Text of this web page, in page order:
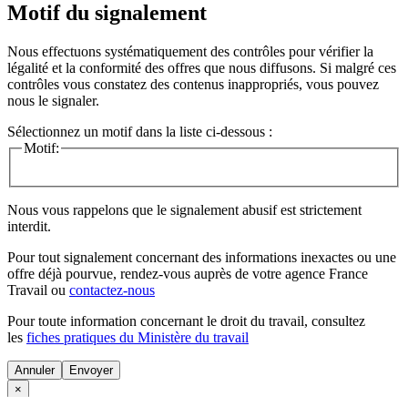
Motif du signalement
Nous effectuons systématiquement des contrôles pour vérifier la
légalité et la conformité des offres que nous diffusons. Si malgré ces
contrôles vous constatez des contenus inappropriés, vous pouvez
nous le signaler.
Sélectionnez un motif dans la liste ci-dessous :
Motif:
Nous vous rappelons que le signalement abusif est strictement
interdit.
Pour tout signalement concernant des informations inexactes ou une
offre déjà pourvue, rendez-vous auprès de votre agence France
Travail ou contactez-nous
Pour toute information concernant le droit du travail, consultez
les fiches pratiques du Ministère du travail
Annuler
×